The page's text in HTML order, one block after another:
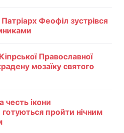
Феофіл зустрівся
Православної
мозаїку святого
честь ікони
пройти нічним